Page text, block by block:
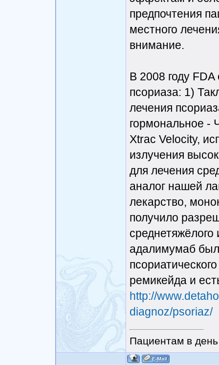
предпочтения
местного
внимание.
В 2008 году
псориаза: 1)
лечения
гормональное -
Xtrac Velocity,
излучения
для лечения
аналог нашей
лекарство,
получило
среднетяжёлого
адалимумаб
ремикейда и
http://
diagnoz/psoriaz/
Пациентам в